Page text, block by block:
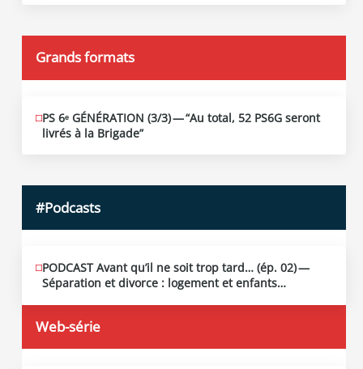
Grands formats
JUIN
19
PS 6ᵉ GÉNÉRATION (3/​3) — “Au total, 52 PS6G seront
livrés à la Brigade”
#Podcasts
MAI
13
2026
PODCAST Avant qu’il ne soit trop tard… (ép. 02) —
Séparation et divorce : logement et enfants…
Web-série